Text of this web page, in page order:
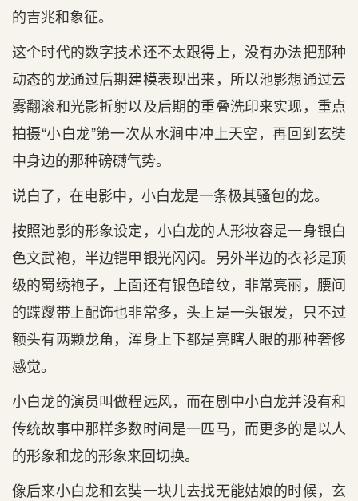
的吉兆和象征。
这个时代的数字技术还不太跟得上，没有办法把那种
动态的龙通过后期建模表现出来，所以池影想通过云
雾翻滚和光影折射以及后期的重叠洗印来实现，重点
拍摄“小白龙”第一次从水涧中冲上天空，再回到玄奘
中身边的那种磅礴气势。
说白了，在电影中，小白龙是一条极其骚包的龙。
按照池影的形象设定，小白龙的人形妆容是一身银白
色文武袍，半边铠甲银光闪闪。另外半边的衣衫是顶
级的蜀绣袍子，上面还有银色暗纹，非常亮丽，腰间
的蹀躞带上配饰也非常多，头上是一头银发，只不过
额头有两颗龙角，浑身上下都是亮瞎人眼的那种奢侈
感觉。
小白龙的演员叫做程远风，而在剧中小白龙并没有和
传统故事中那样多数时间是一匹马，而更多的是以人
的形象和龙的形象来回切换。
像后来小白龙和玄奘一块儿去找无能姑娘的时候，玄